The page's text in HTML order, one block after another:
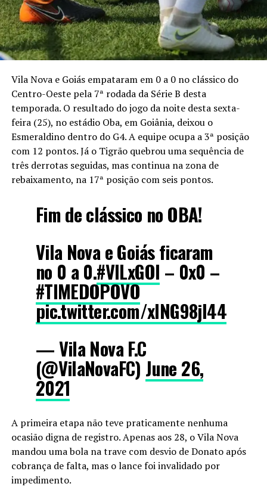
Vila Nova e Goiás empataram em 0 a 0 no clássico do
Centro-Oeste pela 7ª rodada da Série B desta
temporada. O resultado do jogo da noite desta sexta-
feira (25), no estádio Oba, em Goiânia, deixou o
Esmeraldino dentro do G4. A equipe ocupa a 3ª posição
com 12 pontos. Já o Tigrão quebrou uma sequência de
três derrotas seguidas, mas continua na zona de
rebaixamento, na 17ª posição com seis pontos.
Fim de clássico no OBA!
Vila Nova e Goiás ficaram
no 0 a 0.#VILxGOI – 0x0 –
#TIMEDOPOVO
pic.twitter.com/xlNG98jl44
— Vila Nova F.C
(@VilaNovaFC) June 26,
2021
A primeira etapa não teve praticamente nenhuma
ocasião digna de registro. Apenas aos 28, o Vila Nova
mandou uma bola na trave com desvio de Donato após
cobrança de falta, mas o lance foi invalidado por
impedimento.